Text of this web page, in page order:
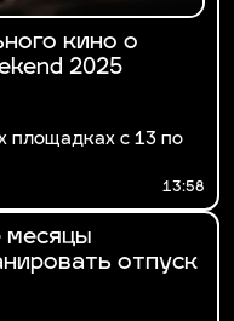
кино о
2025
площадках с 13 по
13:58
месяцы
отпуск